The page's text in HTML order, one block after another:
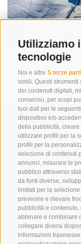
Utilizziamo
tecnologie
Noi e altre 5 terze parti
simili. Questi
dei contenuti digitali,
consenso, per scopi
tuoi dati per le
dispositivo e/o
della pubblicità, creare
utilizzare profili per la
profili per la
selezione di contenuti
annunci, misurare le
pubblico attraverso
da fonti diverse,
limitati per la
prevenire e rilevare
pubblicità e contenuto,
abbinare e combinare
collegare diversi
informazioni
Eirl
Borgata Cima,
33012 Sappada
Ud